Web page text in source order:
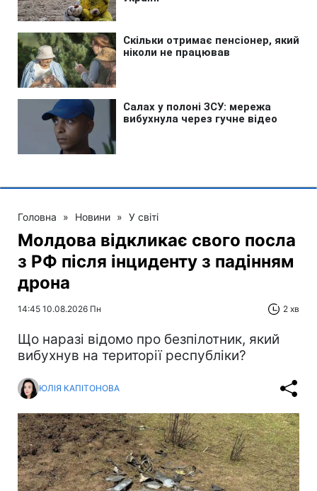
Головна » Новини » У світі
Молдова відкликає свого посла
з РФ після інциденту з падінням
дрона
14:45 10.08.2026 Пн 2 хв
Що наразі відомо про безпілотник, який
вибухнув на території республіки?
ЮЛІЯ КАПІТОНОВА